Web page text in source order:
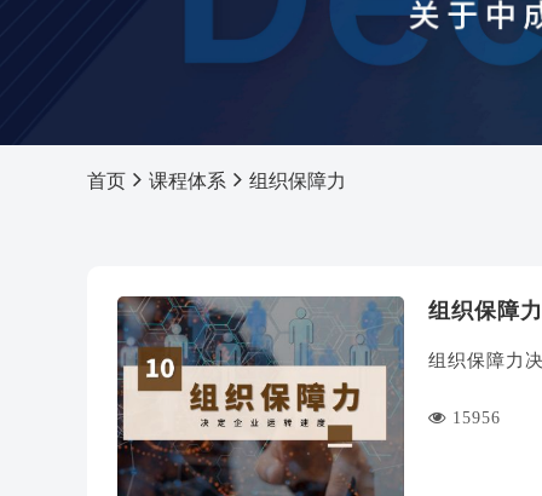
首页 课程体系 组织保障力
组织保障力
组织保障力
15956